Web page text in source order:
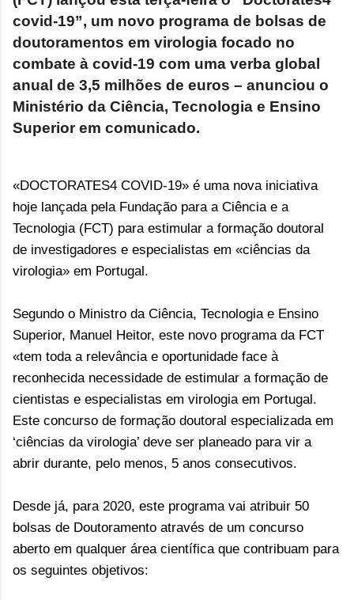
covid-19”, um novo programa de bolsas de
doutoramentos em virologia focado no
combate à covid-19 com uma verba global
anual de 3,5 milhões de euros – anunciou o
Ministério da Ciência, Tecnologia e Ensino
Superior em comunicado.
«DOCTORATES4 COVID-19» é uma nova iniciativa
hoje lançada pela Fundação para a Ciência e a
Tecnologia (FCT) para estimular a formação doutoral
de investigadores e especialistas em «ciências da
virologia» em Portugal.
Segundo o Ministro da Ciência, Tecnologia e Ensino
Superior, Manuel Heitor, este novo programa da FCT
«tem toda a relevância e oportunidade face à
reconhecida necessidade de estimular a formação de
cientistas e especialistas em virologia em Portugal.
Este concurso de formação doutoral especializada em
‘ciências da virologia’ deve ser planeado para vir a
abrir durante, pelo menos, 5 anos consecutivos.
Desde já, para 2020, este programa vai atribuir 50
bolsas de Doutoramento através de um concurso
aberto em qualquer área científica que contribuam para
os seguintes objetivos: